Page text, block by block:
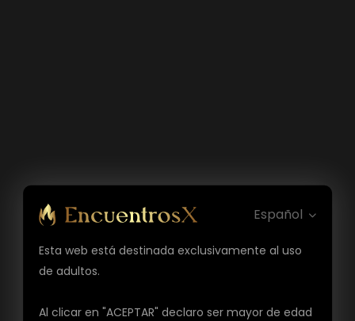
Español
Esta web está destinada exclusivamente al uso
de adultos.
Al clicar en "ACEPTAR" declaro ser mayor de edad